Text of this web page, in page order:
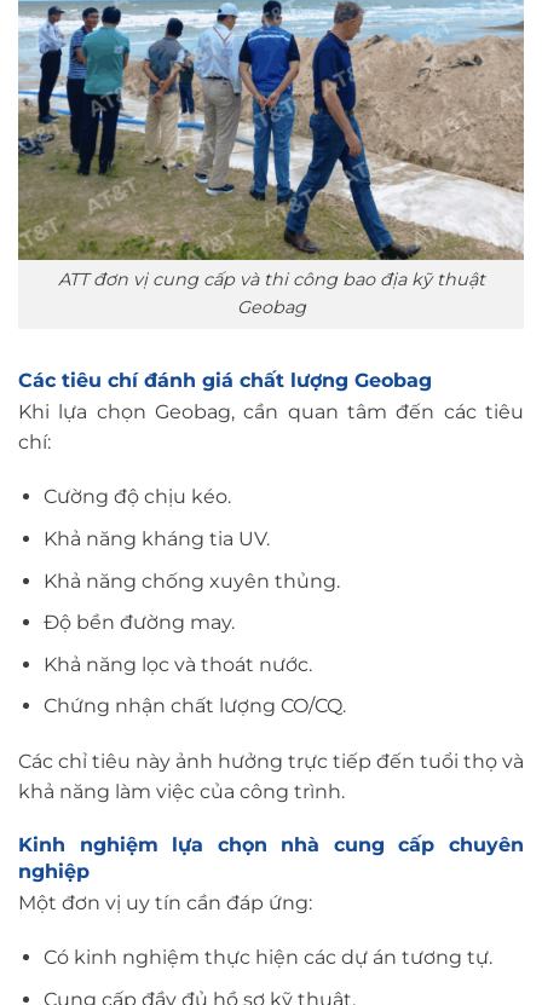
ATT đơn vị cung cấp và thi công bao địa kỹ thuật
Geobag
Các tiêu chí đánh giá chất lượng Geobag
Khi lựa chọn Geobag, cần quan tâm đến các tiêu
chí:
Cường độ chịu kéo.
Khả năng kháng tia UV.
Khả năng chống xuyên thủng.
Độ bền đường may.
Khả năng lọc và thoát nước.
Chứng nhận chất lượng CO/CQ.
Các chỉ tiêu này ảnh hưởng trực tiếp đến tuổi thọ và
khả năng làm việc của công trình.
Kinh nghiệm lựa chọn nhà cung cấp chuyên
nghiệp
Một đơn vị uy tín cần đáp ứng:
Có kinh nghiệm thực hiện các dự án tương tự.
Cung cấp đầy đủ hồ sơ kỹ thuật.